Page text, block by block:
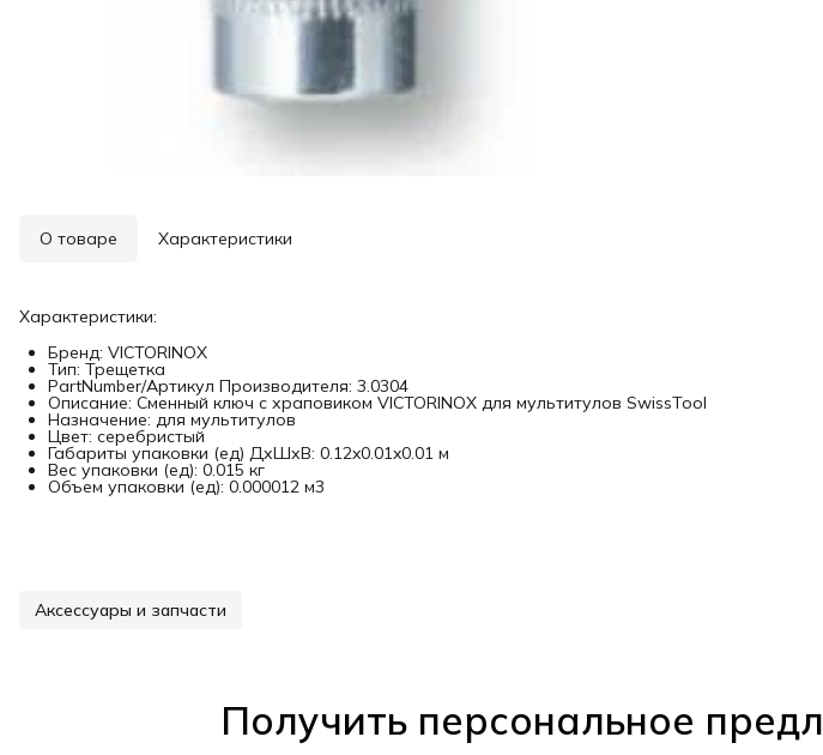
О товаре Характеристики
Характеристики:
Бренд: VICTORINOX
Тип: Трещетка
PartNumber/Артикул Производителя: 3.0304
Описание: Сменный ключ с храповиком VICTORINOX для мультитулов SwissTool
Назначение: для мультитулов
Цвет: серебристый
Габариты упаковки (ед) ДхШхВ: 0.12x0.01x0.01 м
Вес упаковки (ед): 0.015 кг
Объем упаковки (ед): 0.000012 м3
Аксессуары и запчасти
Получить персональное